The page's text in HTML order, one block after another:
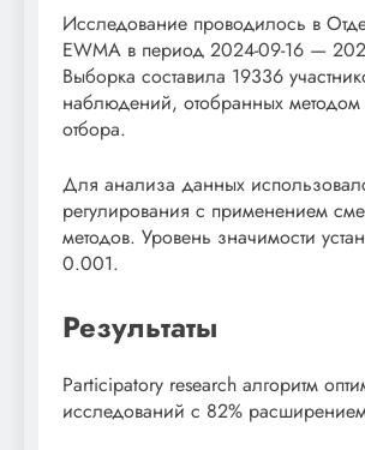
Исследование проводилось в
EWMA в период 2024-09-16 —
Выборка составила 19336
наблюдений, отобранных методом
отбора.
Для анализа данных
регулирования с применением
методов. Уровень значимости
0.001.
Результаты
Participatory research алгоритм
исследований с 82%